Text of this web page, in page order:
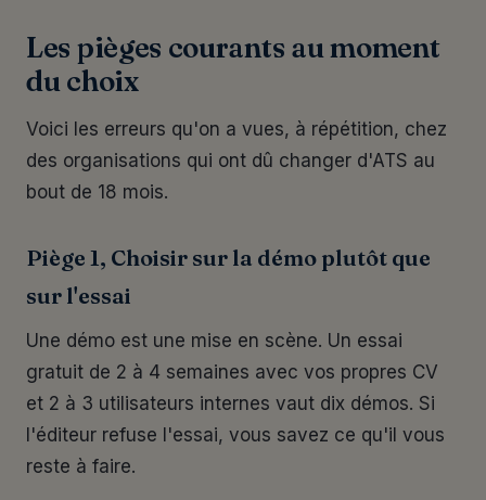
Les pièges courants au moment
du choix
Voici les erreurs qu'on a vues, à répétition, chez
des organisations qui ont dû changer d'ATS au
bout de 18 mois.
Piège 1, Choisir sur la démo plutôt que
sur l'essai
Une démo est une mise en scène. Un essai
gratuit de 2 à 4 semaines avec vos propres CV
et 2 à 3 utilisateurs internes vaut dix démos. Si
l'éditeur refuse l'essai, vous savez ce qu'il vous
reste à faire.